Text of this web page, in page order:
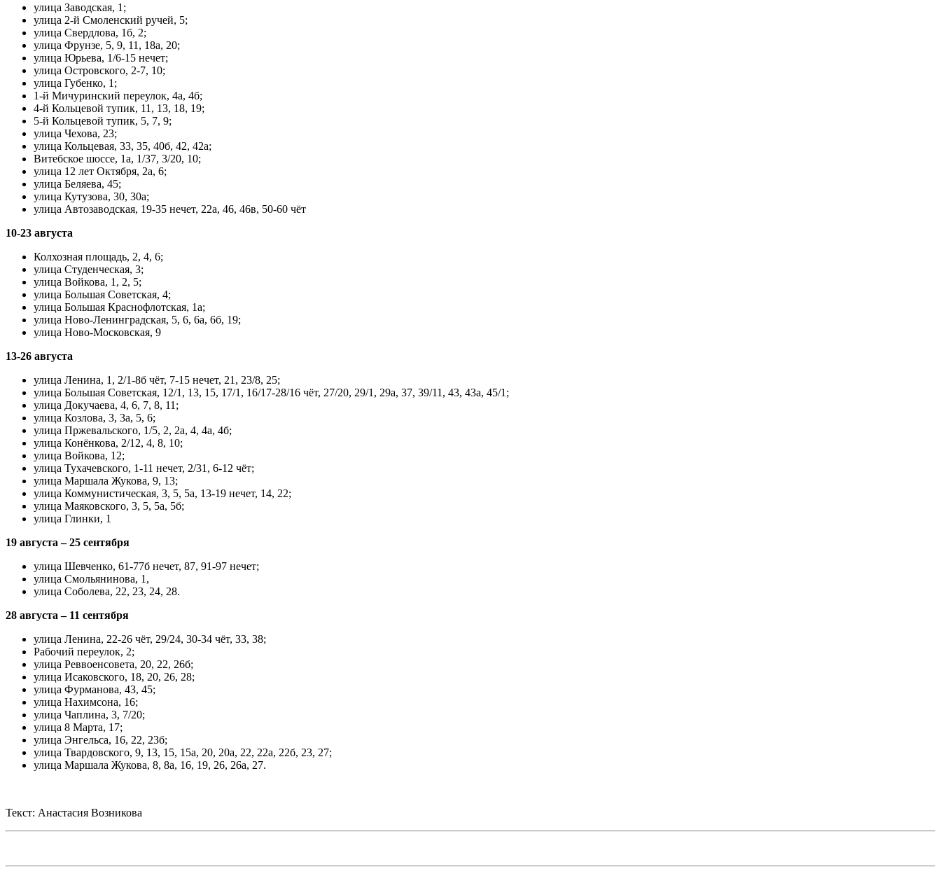
улица Заводская, 1;
улица 2-й Смоленский ручей, 5;
улица Свердлова, 1б, 2;
улица Фрунзе, 5, 9, 11, 18а, 20;
улица Юрьева, 1/6-15 нечет;
улица Островского, 2-7, 10;
улица Губенко, 1;
1-й Мичуринский переулок, 4а, 4б;
4-й Кольцевой тупик, 11, 13, 18, 19;
5-й Кольцевой тупик, 5, 7, 9;
улица Чехова, 23;
улица Кольцевая, 33, 35, 40б, 42, 42а;
Витебское шоссе, 1а, 1/37, 3/20, 10;
улица 12 лет Октября, 2а, 6;
улица Беляева, 45;
улица Кутузова, 30, 30а;
улица Автозаводская, 19-35 нечет, 22а, 46, 46в, 50-60 чёт
10-23 августа
Колхозная площадь, 2, 4, 6;
улица Студенческая, 3;
улица Войкова, 1, 2, 5;
улица Большая Советская, 4;
улица Большая Краснофлотская, 1а;
улица Ново-Ленинградская, 5, 6, 6а, 6б, 19;
улица Ново-Московская, 9
13-26 августа
улица Ленина, 1, 2/1-8б чёт, 7-15 нечет, 21, 23/8, 25;
улица Большая Советская, 12/1, 13, 15, 17/1, 16/17-28/16 чёт, 27/20, 29/1, 29а, 37, 39/11, 43, 43а, 45/1;
улица Докучаева, 4, 6, 7, 8, 11;
улица Козлова, 3, 3а, 5, 6;
улица Пржевальского, 1/5, 2, 2а, 4, 4а, 4б;
улица Конёнкова, 2/12, 4, 8, 10;
улица Войкова, 12;
улица Тухачевского, 1-11 нечет, 2/31, 6-12 чёт;
улица Маршала Жукова, 9, 13;
улица Коммунистическая, 3, 5, 5а, 13-19 нечет, 14, 22;
улица Маяковского, 3, 5, 5а, 5б;
улица Глинки, 1
19 августа – 25 сентября
улица Шевченко, 61-77б нечет, 87, 91-97 нечет;
улица Смольянинова, 1,
улица Соболева, 22, 23, 24, 28.
28 августа – 11 сентября
улица Ленина, 22-26 чёт, 29/24, 30-34 чёт, 33, 38;
Рабочий переулок, 2;
улица Реввоенсовета, 20, 22, 26б;
улица Исаковского, 18, 20, 26, 28;
улица Фурманова, 43, 45;
улица Нахимсона, 16;
улица Чаплина, 3, 7/20;
улица 8 Марта, 17;
улица Энгельса, 16, 22, 23б;
улица Твардовского, 9, 13, 15, 15а, 20, 20а, 22, 22а, 22б, 23, 27;
улица Маршала Жукова, 8, 8а, 16, 19, 26, 26а, 27.
Текст: Анастасия Возникова